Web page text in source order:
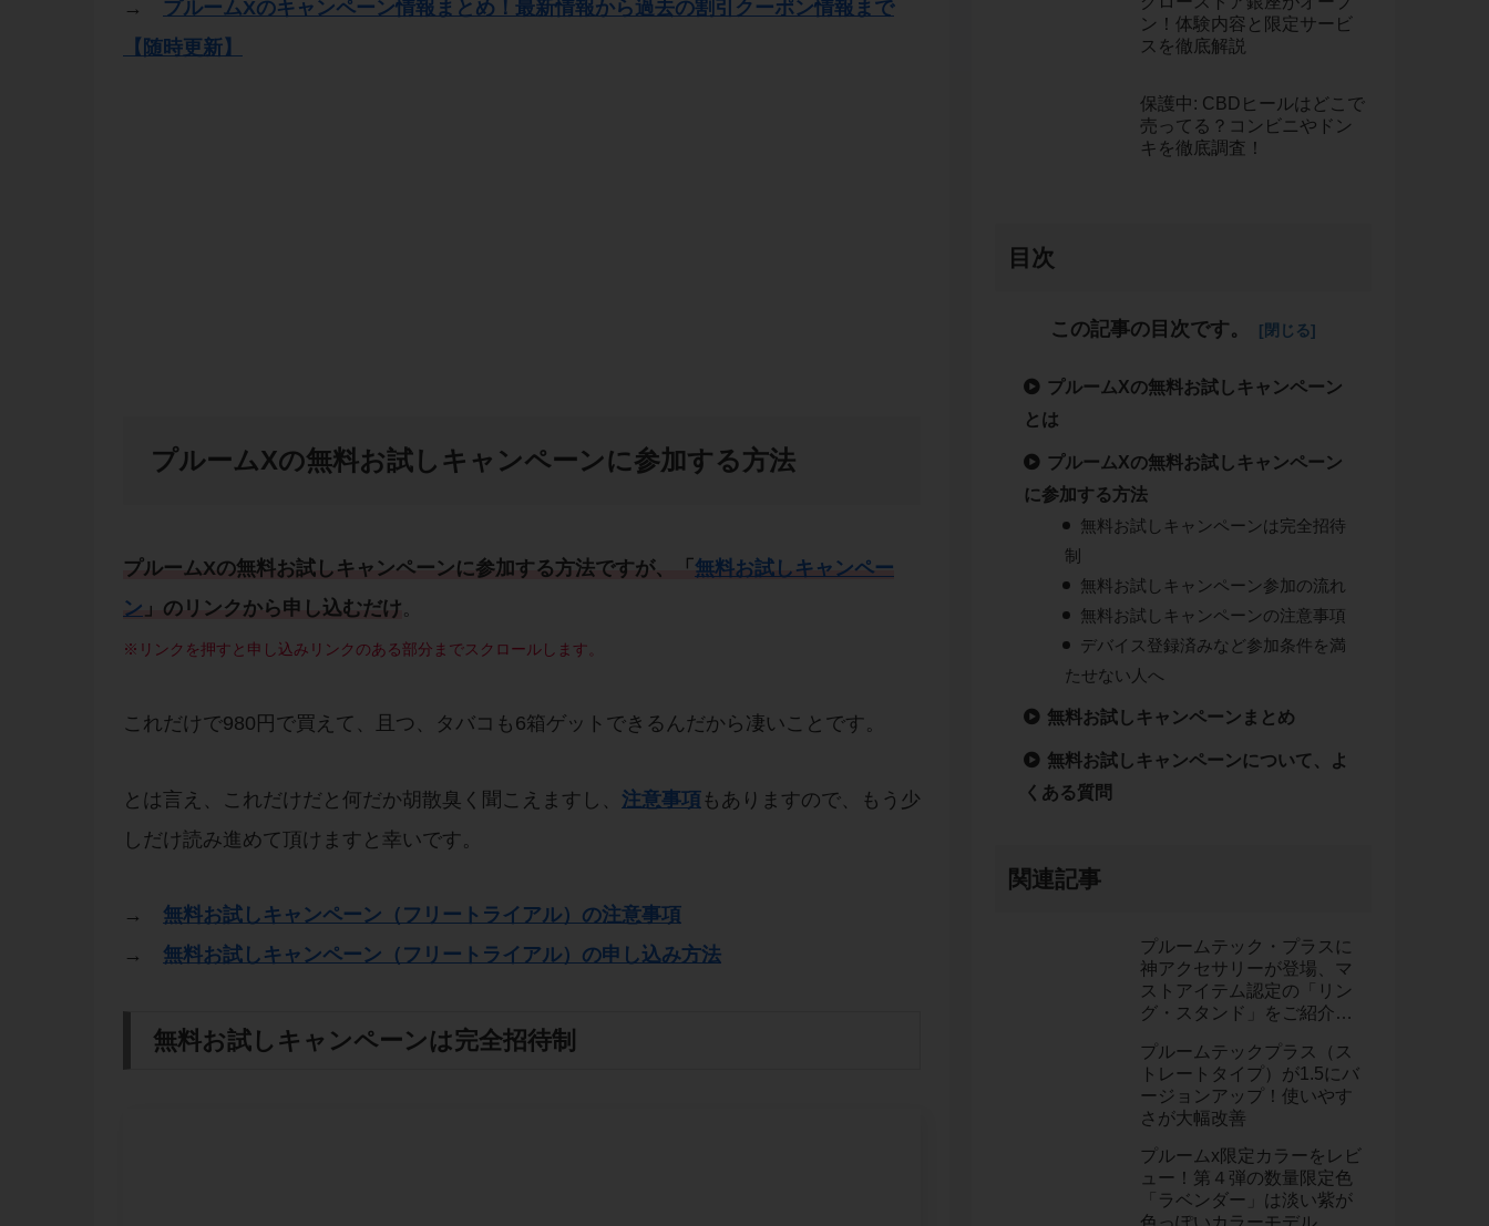
→ プルームXのキャンペーン情報まとめ！最新情報から過去の割引クーポン情報まで
【随時更新】
プルームXの無料お試しキャンペーンに参加する方法
プルームXの無料お試しキャンペーンに参加する方法ですが、「 無料お試しキャンペー
ン 」のリンクから申し込むだけ。
※リンクを押すと申し込みリンクのある部分までスクロールします。
これだけで980円で買えて、且つ、タバコも6箱ゲットできるんだから凄いことです。
とは言え、これだけだと何だか胡散臭く聞こえますし、 注意事項もありますので、もう少
しだけ読み進めて頂けますと幸いです。
→ 無料お試しキャンペーン（フリートライアル）の注意事項
→ 無料お試しキャンペーン（フリートライアル）の申し込み方法
無料お試しキャンペーンは完全招待制
ン！体験内容と限定サービ
スを徹底解説
保護中: CBDヒールはどこで
売ってる？コンビニやドン
キを徹底調査！
目次
この記事の目次です。
プルームXの無料お試しキャンペーン
とは
プルームXの無料お試しキャンペーン
に参加する方法
無料お試しキャンペーンは完全招待
制
無料お試しキャンペーン参加の流れ
無料お試しキャンペーンの注意事項
デバイス登録済みなど参加条件を満
たせない人へ
無料お試しキャンペーンまとめ
無料お試しキャンペーンについて、よ
くある質問
関連記事
プルームテック・プラスに
神アクセサリーが登場、マ
ストアイテム認定の「リン
グ・スタンド」をご紹介し
プルームテックプラス（ス
トレートタイプ）が1.5にバ
ージョンアップ！使いやす
さが大幅改善
プルームx限定カラーをレビ
ュー！第４弾の数量限定色
「ラベンダー」は淡い紫が